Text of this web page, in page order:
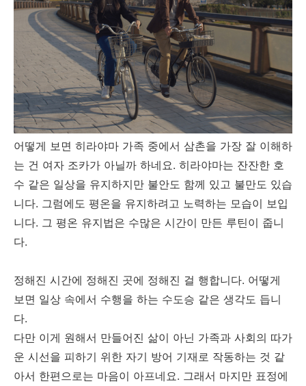
어떻게 보면 히라야마 가족 중에서 삼촌을 가장 잘 이해하
는 건 여자 조카가 아닐까 하네요. 히라야마는 잔잔한 호
수 같은 일상을 유지하지만 불안도 함께 있고 불만도 있습
니다. 그럼에도 평온을 유지하려고 노력하는 모습이 보입
니다. 그 평온 유지법은 수많은 시간이 만든 루틴이 줍니
다.
정해진 시간에 정해진 곳에 정해진 걸 행합니다. 어떻게
보면 일상 속에서 수행을 하는 수도승 같은 생각도 듭니
다.
다만 이게 원해서 만들어진 삶이 아닌 가족과 사회의 따가
운 시선을 피하기 위한 자기 방어 기재로 작동하는 것 같
아서 한편으로는 마음이 아프네요. 그래서 마지만 표정에